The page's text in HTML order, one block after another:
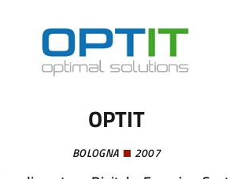
applicare in diversi tipi di veicoli a scopo
automobilistico, industriale, marino e stazionario
per la produzione di energia elettrica.
OPTIT
BOLOGNA 2007